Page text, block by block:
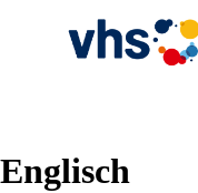
Englisch